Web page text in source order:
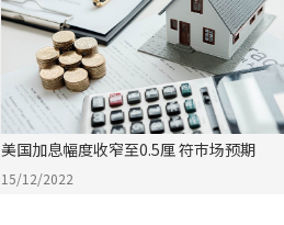
美国加息幅度收窄至0.5厘 符巿场预期
15/12/2022